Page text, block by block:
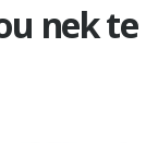
nek te